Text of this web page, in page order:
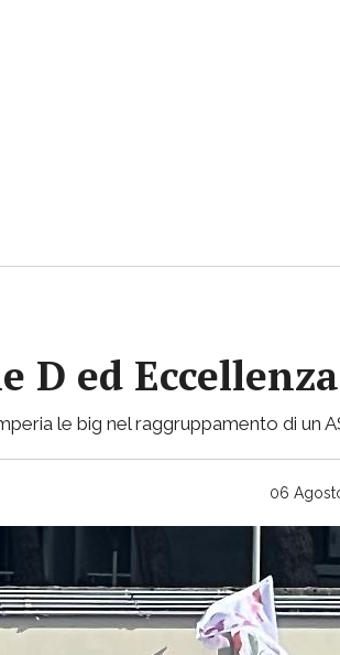
D ed
le big nel raggruppamento di un
06